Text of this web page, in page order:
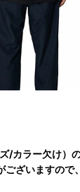
/カラー欠け）
ございますので